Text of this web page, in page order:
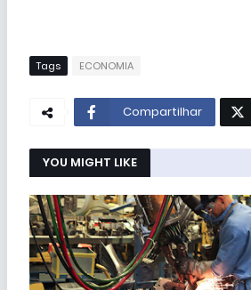
Tags ECONOMIA
Compartilhar
YOU MIGHT LIKE